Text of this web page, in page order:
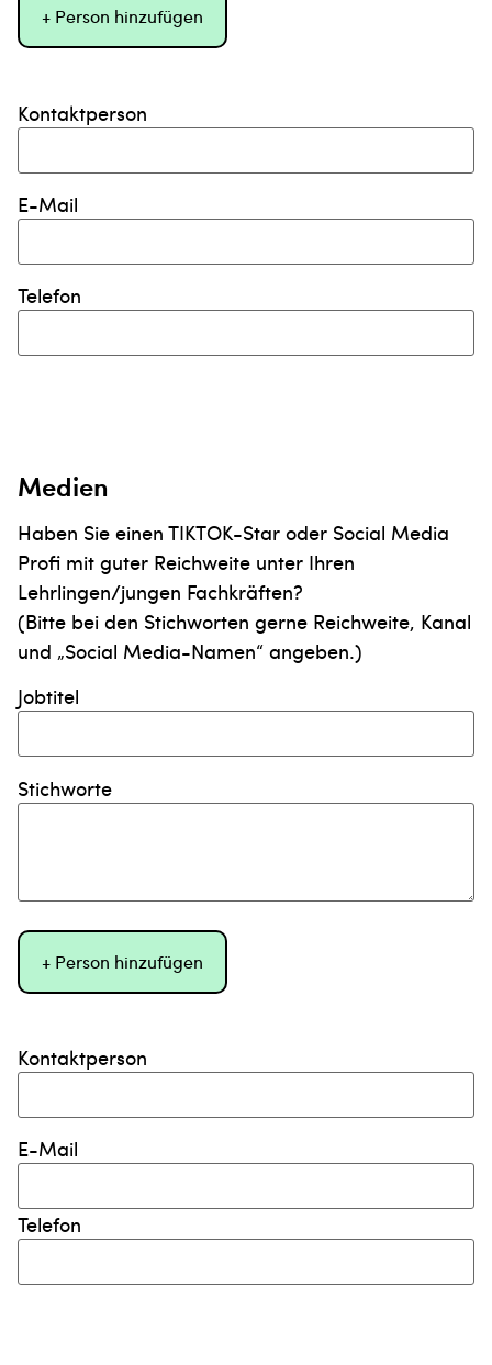
+ Person hinzufügen
Kontaktperson
E-Mail
Telefon
Medien
Haben Sie einen TIKTOK-Star oder Social Media
Profi mit guter Reichweite unter Ihren
Lehrlingen/jungen Fachkräften?
(Bitte bei den Stichworten gerne Reichweite, Kanal
und „Social Media-Namen“ angeben.)
Jobtitel
Stichworte
+ Person hinzufügen
Kontaktperson
E-Mail
Telefon